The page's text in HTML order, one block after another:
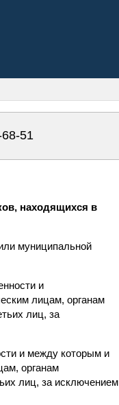
51
находящихся в
муниципальной
и
лицам, органам
лиц, за
и между которым и
органам
лиц, за исключением